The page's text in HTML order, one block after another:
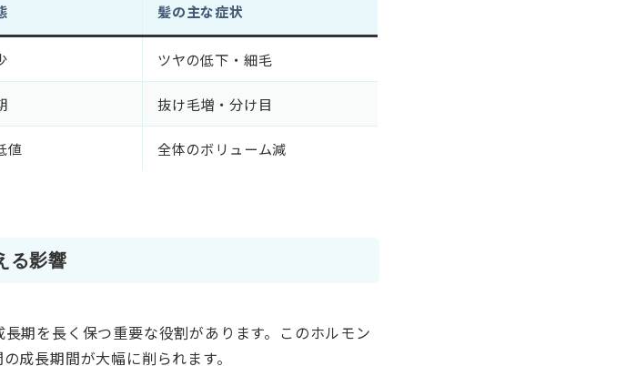
髪の主な症状
ツヤの低下・細毛
抜け毛増・分け目
値 全体のボリューム減
る影響
期を長く保つ重要な役割があります。このホルモン
成長期間が大幅に削られます。